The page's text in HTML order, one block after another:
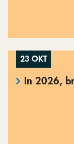
23 OKT
In 2026,